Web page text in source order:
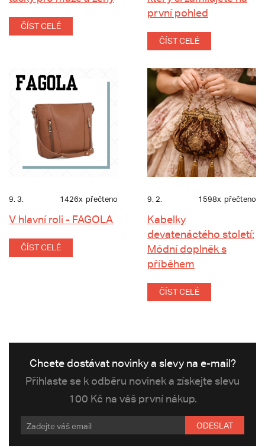
ČÍST CELÉ
první pohled
ČÍST CELÉ
9. 3. 1426x přečteno
V hlavní roli - FAGOLA
ČÍST CELÉ
9. 2. 1598x přečteno
Kabelky
devatenáctého století:
Módní doplněk s
příběhem
ČÍST CELÉ
Chcete dostávat novinky a slevy na e-mail?
Přihlaste se k odběru novinek a získejte slevu
100 Kč na váš první nákup.
ODESLAT